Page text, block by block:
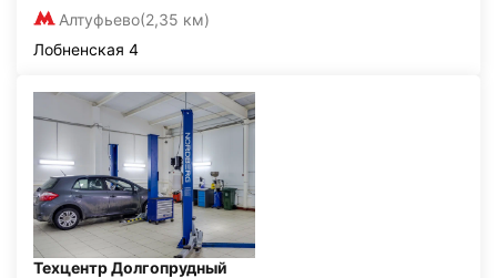
Алтуфьево(2,35 км)
Лобненская 4
Техцентр Долгопрудный